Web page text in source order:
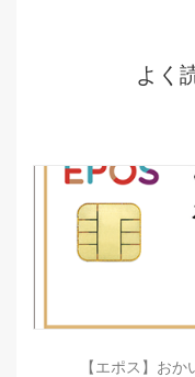
よく
【エポス】お